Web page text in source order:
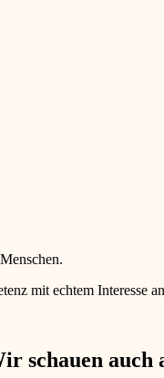
mit echtem Interesse
auch